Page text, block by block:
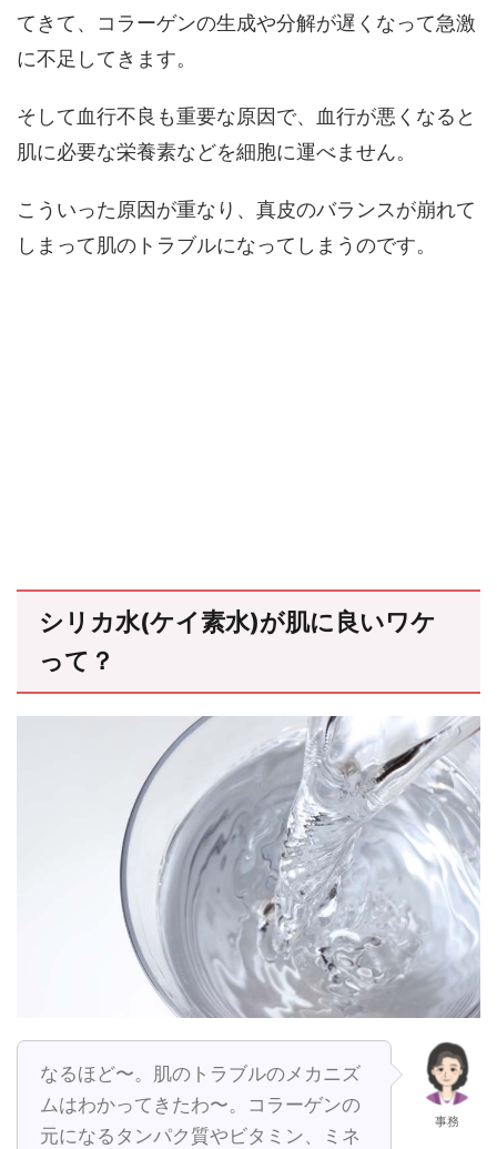
てきて、コラーゲンの生成や分解が遅くなって急激
に不足してきます。
そして血行不良も重要な原因で、血行が悪くなると
肌に必要な栄養素などを細胞に運べません。
こういった原因が重なり、真皮のバランスが崩れて
しまって肌のトラブルになってしまうのです。
シリカ水(ケイ素水)が肌に良いワケ
って？
なるほど〜。肌のトラブルのメカニズ
ムはわかってきたわ〜。コラーゲンの
元になるタンパク質やビタミン、ミネ
事務